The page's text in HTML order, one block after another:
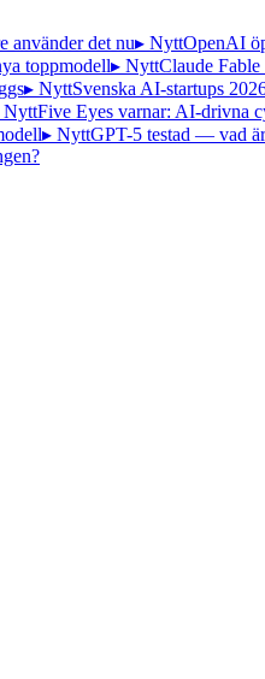
använder det nu▸ NyttOpenAI
toppmodell▸ NyttClaude
▸ NyttSvenska AI-startups
NyttFive Eyes varnar: AI-drivna
▸ NyttGPT-5 testad — vad